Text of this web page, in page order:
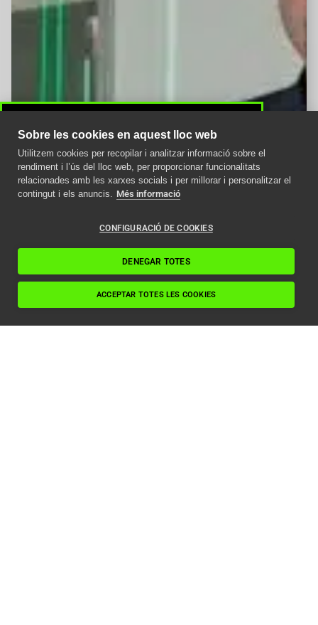
Sobre les cookies en aquest lloc web
Utilitzem cookies per recopilar i analitzar informació sobre el
rendiment i l’ús del lloc web, per proporcionar funcionalitats
relacionades amb les xarxes socials i per millorar i personalitzar el
contingut i els anuncis. Més informació
CONFIGURACIÓ DE COOKIES
DENEGAR TOTES
ACCEPTAR TOTES LES COOKIES
Avís important
Com afecta la nova
ascensors en 2024
Llegir article